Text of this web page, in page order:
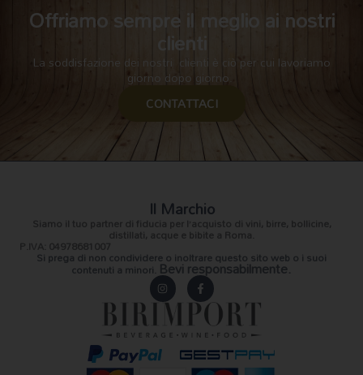
Offriamo sempre il meglio ai nostri
clienti
La soddisfazione dei nostri clienti è ciò per cui lavoriamo
giorno dopo giorno.
CONTATTACI
Il Marchio
Si prega di non condividere o inoltrare questo sito web o i suoi
contenuti a minori. Bevi responsabilmente.
In
s
t
g
r
a
F
a
c
eb
o
o
k
-